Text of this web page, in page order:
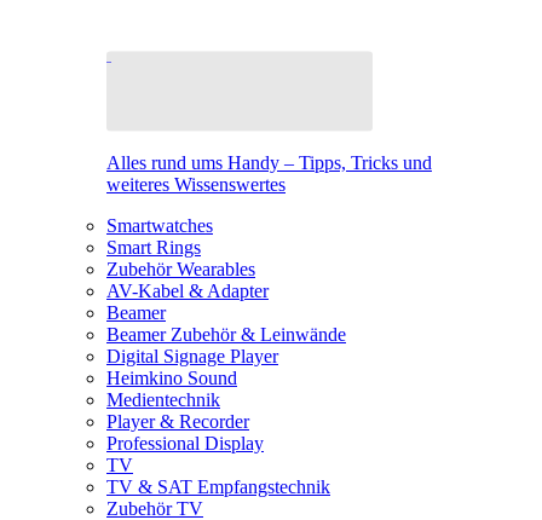
Alles rund ums Handy – Tipps, Tricks und
weiteres Wissenswertes
Smartwatches
Smart Rings
Zubehör Wearables
AV-Kabel & Adapter
Beamer
Beamer Zubehör & Leinwände
Digital Signage Player
Heimkino Sound
Medientechnik
Player & Recorder
Professional Display
TV
TV & SAT Empfangstechnik
Zubehör TV